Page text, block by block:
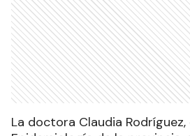
La doctora Claudia